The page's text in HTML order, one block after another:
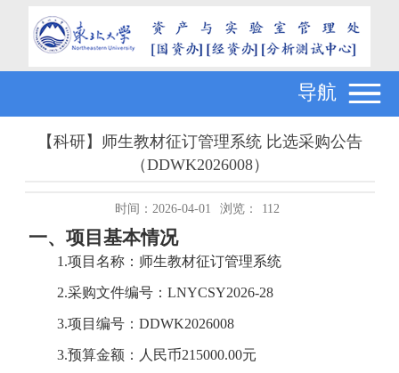
导航
【科研】师生教材征订管理系统 比选采购公告
（DDWK2026008）
时间：2026-04-01 浏览： 112
一、项目基本情况
1.项目名称：师生教材征订管理系统
2.采购文件编号：LNYCSY2026-28
3.项目编号： DDWK2026008
3.预算金额：人民币215000.00元